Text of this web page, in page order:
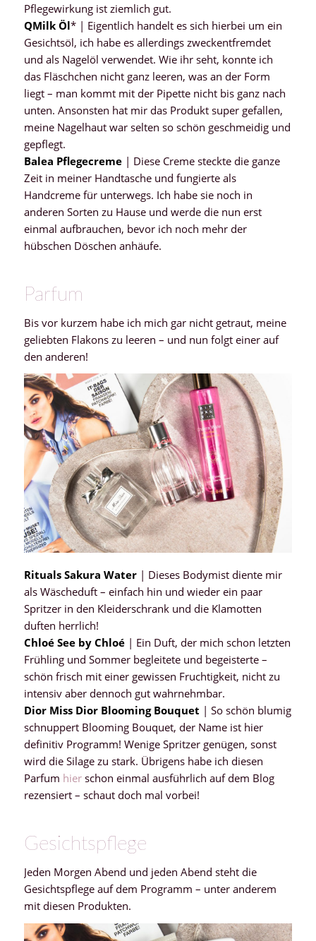
Pflegewirkung ist ziemlich gut.
QMilk Öl* | Eigentlich handelt es sich hierbei um ein
Gesichtsöl, ich habe es allerdings zweckentfremdet
und als Nagelöl verwendet. Wie ihr seht, konnte ich
das Fläschchen nicht ganz leeren, was an der Form
liegt – man kommt mit der Pipette nicht bis ganz nach
unten. Ansonsten hat mir das Produkt super gefallen,
meine Nagelhaut war selten so schön geschmeidig und
gepflegt.
Balea Pflegecreme| Diese Creme steckte die ganze
Zeit in meiner Handtasche und fungierte als
Handcreme für unterwegs. Ich habe sie noch in
anderen Sorten zu Hause und werde die nun erst
einmal aufbrauchen, bevor ich noch mehr der
hübschen Döschen anhäufe.
Parfum
Bis vor kurzem habe ich mich gar nicht getraut, meine
geliebten Flakons zu leeren – und nun folgt einer auf
den anderen!
Rituals Sakura Water| Dieses Bodymist diente mir
als Wäscheduft – einfach hin und wieder ein paar
Spritzer in den Kleiderschrank und die Klamotten
duften herrlich!
Chloé See by Chloé| Ein Duft, der mich schon letzten
Frühling und Sommer begleitete und begeisterte –
schön frisch mit einer gewissen Fruchtigkeit, nicht zu
intensiv aber dennoch gut wahrnehmbar.
Dior Miss Dior Blooming Bouquet | So schön blumig
schnuppert Blooming Bouquet, der Name ist hier
definitiv Programm! Wenige Spritzer genügen, sonst
wird die Silage zu stark. Übrigens habe ich diesen
Parfum hier schon einmal ausführlich auf dem Blog
rezensiert – schaut doch mal vorbei!
Gesichtspflege
Jeden Morgen Abend und jeden Abend steht die
Gesichtspflege auf dem Programm – unter anderem
mit diesen Produkten.